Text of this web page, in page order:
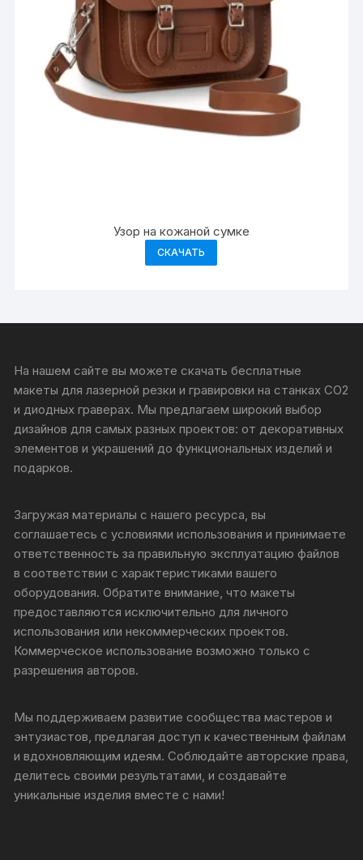
Узор на кожаной сумке
СКАЧАТЬ
На нашем сайте вы можете скачать бесплатные
макеты для лазерной резки и гравировки на станках CO2
и диодных граверах. Мы предлагаем широкий выбор
дизайнов для самых разных проектов: от декоративных
элементов и украшений до функциональных изделий и
подарков.
Загружая материалы с нашего ресурса, вы
соглашаетесь с условиями использования и принимаете
ответственность за правильную эксплуатацию файлов
в соответствии с характеристиками вашего
оборудования. Обратите внимание, что макеты
предоставляются исключительно для личного
использования или некоммерческих проектов.
Коммерческое использование возможно только с
разрешения авторов.
Мы поддерживаем развитие сообщества мастеров и
энтузиастов, предлагая доступ к качественным файлам
и вдохновляющим идеям. Соблюдайте авторские права,
делитесь своими результатами, и создавайте
уникальные изделия вместе с нами!